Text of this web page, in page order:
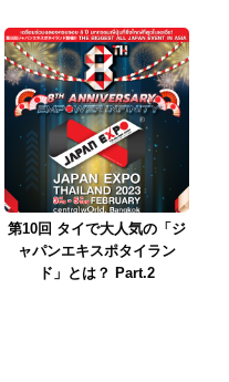
第10回 タイで大人気の「ジ
ャパンエキスポタイラン
ド」とは？ Part.2